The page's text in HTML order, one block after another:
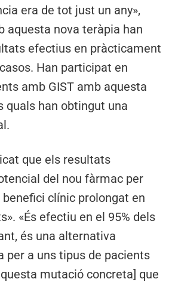
era de tot just un any»,
aquesta nova teràpia han
efectius en pràcticament
Han participat en
amb GIST amb aquesta
quals han obtingut una
que els resultats
del nou fàrmac per
clínic prolongat en
«És efectiu en el 95% dels
és una alternativa
per a uns tipus de pacients
mutació concreta] que